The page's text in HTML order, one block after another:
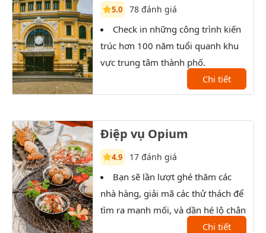
5.0 78 đánh giá
Check in những công trình kiến
trúc hơn 100 năm tuổi quanh khu
vực trung tâm thành phố.
Chi tiết
Điệp vụ Opium
4.9 17 đánh giá
Bạn sẽ lần lượt ghé thăm các
nhà hàng, giải mã các thử thách để
tìm ra manh mối, và dần hé lộ chân
tướng của nhân vật bí ẩn.Chi tiết